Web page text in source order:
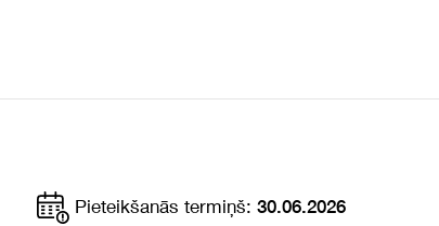
Pieteikšanās termiņš: 30.06.2026